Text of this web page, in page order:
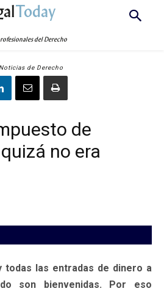
Today
del Derecho
Noticias de Derecho
de
no era
todas las entradas de dinero a
son bienvenidas. Por eso